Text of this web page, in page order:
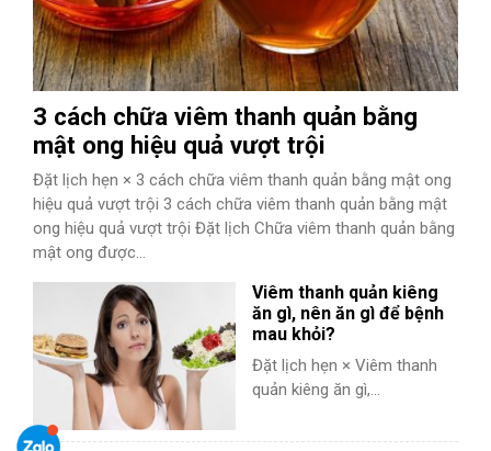
3 cách chữa viêm thanh quản bằng
mật ong hiệu quả vượt trội
Đặt lịch hẹn × 3 cách chữa viêm thanh quản bằng mật ong
hiệu quả vượt trội 3 cách chữa viêm thanh quản bằng mật
ong hiệu quả vượt trội Đặt lịch Chữa viêm thanh quản bằng
mật ong được...
Viêm thanh quản kiêng
ăn gì, nên ăn gì để bệnh
mau khỏi?
Đặt lịch hẹn × Viêm thanh
quản kiêng ăn gì,...